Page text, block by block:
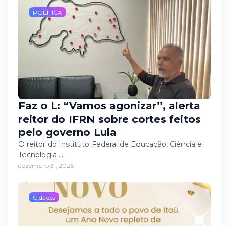
POLÍTICA
Faz o L: “Vamos agonizar”, alerta
reitor do IFRN sobre cortes feitos
pelo governo Lula
O reitor do Instituto Federal de Educação, Ciência e
Tecnologia …
dezembro 31, 2025
Cidades